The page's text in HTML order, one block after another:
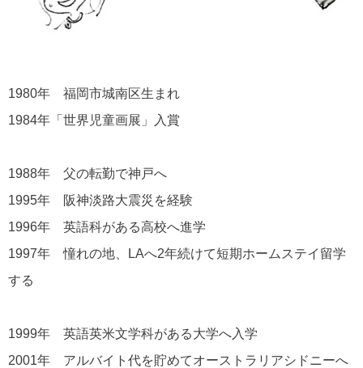
1980年 福岡市城南区生まれ
1984年「世界児童画展」入賞
1988年 父の転勤で神戸へ
1995年 阪神淡路大震災を経験
1996年 英語科がある高校へ進学
1997年 憧れの地、LAへ2年続けて短期ホームステイ留学
する
1999年 英語英米文学科がある大学へ入学
2001年 アルバイト代を貯めてオーストラリアシドニーへ